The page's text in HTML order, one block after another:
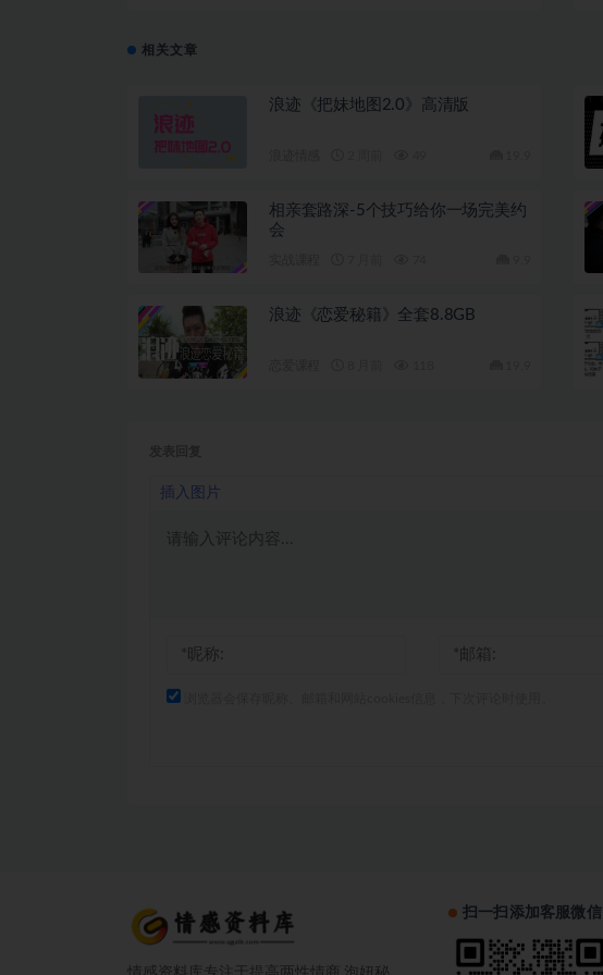
相关文章
浪迹《把妹地图2.0》高清版
相亲套路深-5个技巧给你一场完美约
会
浪迹《恋爱秘籍》全套8.8GB
插入图片
扫一扫添加客服微信